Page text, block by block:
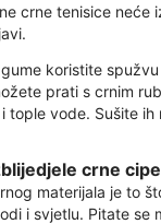
crne tenisice neće
koristite
prati s crnim
tople vode. Sušite ih
crne
materijala je to
i svjetlu. Pitate se